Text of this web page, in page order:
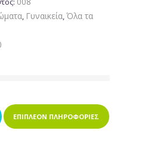
, Γυναικεία,Όλα τα
ΕΠΙΠΛΈΟΝ ΠΛΗΡΟΦΟΡΊΕΣ